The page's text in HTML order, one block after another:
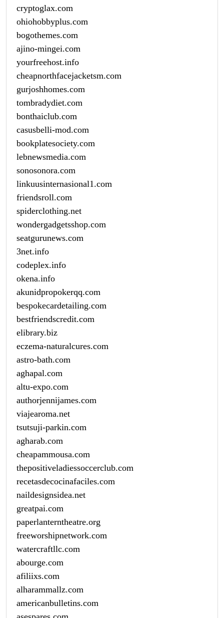
cryptoglax.com
ohiohobbyplus.com
bogothemes.com
ajino-mingei.com
yourfreehost.info
cheapnorthfacejacketsm.com
gurjoshhomes.com
tombradydiet.com
bonthaiclub.com
casusbelli-mod.com
bookplatesociety.com
lebnewsmedia.com
sonosonora.com
linkuusinternasional1.com
friendsroll.com
spiderclothing.net
wondergadgetsshop.com
seatgurunews.com
3net.info
codeplex.info
okena.info
akunidpropokerqq.com
bespokecardetailing.com
bestfriendscredit.com
elibrary.biz
eczema-naturalcures.com
astro-bath.com
aghapal.com
altu-expo.com
authorjennijames.com
viajearoma.net
tsutsuji-parkin.com
agharab.com
cheapammousa.com
thepositiveladiessoccerclub.com
recetasdecocinafaciles.com
naildesignsidea.net
greatpai.com
paperlanterntheatre.org
freeworshipnetwork.com
watercraftllc.com
abourge.com
afiliixs.com
alharammallz.com
americanbulletins.com